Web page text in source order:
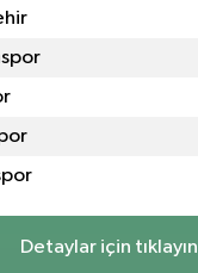
Detaylar için tıklayın